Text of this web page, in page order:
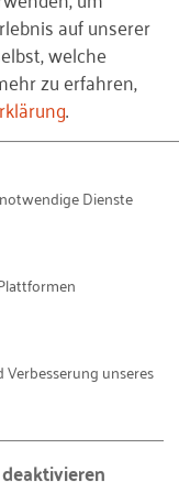
teil und
wir noch
auf unserer
welche
zu erfahren,
.
Dienste
unseres